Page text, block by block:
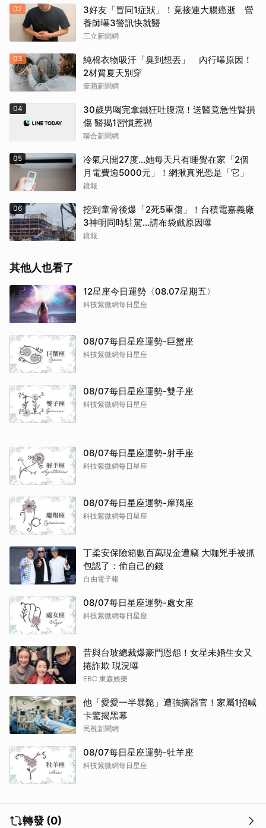
02
3好友「冒同1症狀」！竟接連大腸癌逝 營
養師曝3警訊快就醫
三立新聞網
03
純棉衣物吸汗「臭到想丟」 內行曝原因！
2材質夏天別穿
壹蘋新聞網
04
30歲男喝完拿鐵狂吐腹瀉！送醫竟急性腎損
傷 醫揭1習慣惹禍
聯合新聞網
05
冷氣只開27度…她每天只有睡覺在家「2個
月電費逾5000元」！網揪真兇恐是「它」
鏡報
06
挖到童骨後爆「2死5重傷」！台積電嘉義廠
3神明同時駐駕...請布袋戲原因曝
鏡報
其他人也看了
12星座今日運勢〈08.07星期五〉
科技紫微網每日星座
08/07每日星座運勢-巨蟹座
科技紫微網每日星座
08/07每日星座運勢-雙子座
科技紫微網每日星座
08/07每日星座運勢-射手座
科技紫微網每日星座
08/07每日星座運勢-摩羯座
科技紫微網每日星座
丁柔安保險箱數百萬現金遭竊 大咖兇手被抓
包認了：偷自己的錢
自由電子報
08/07每日星座運勢-處女座
科技紫微網每日星座
昔與台玻總裁爆豪門恩怨！女星未婚生女又
捲詐欺 現況曝
EBC 東森娛樂
他「愛愛一半暴斃」遭強摘器官！家屬1招喊
卡驚揭黑幕
民視新聞網
08/07每日星座運勢-牡羊座
科技紫微網每日星座
轉發 (0)
取消